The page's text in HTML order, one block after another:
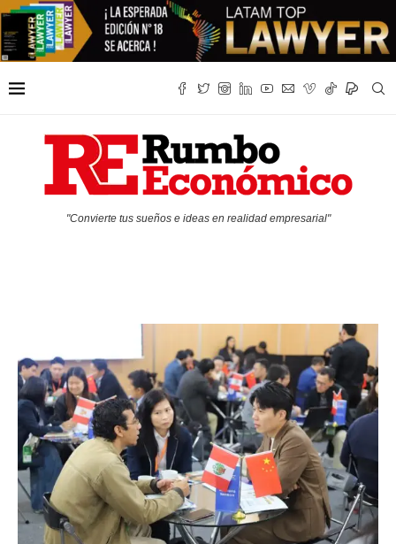
"Convierte tus sueños e ideas en realidad empresarial"